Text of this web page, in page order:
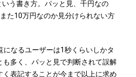
う書き方。パッと見、千円なの
た10万円なのか見分けられない方
になるユーザーは1秒くらいしかタ
も多く、パッと見で判断されて誤解
表記することが今まで以上に求め